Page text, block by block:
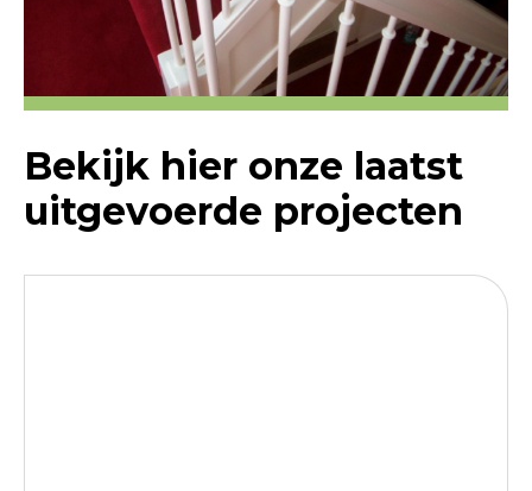
Bekijk hier onze laatst
uitgevoerde projecten